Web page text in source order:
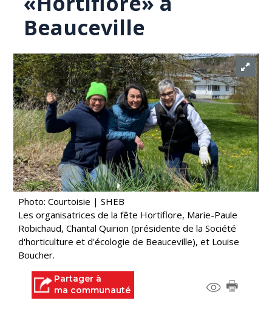
Beauceville
Photo: Courtoisie | SHEB
Les organisatrices de la fête Hortiflore, Marie-Paule
Robichaud, Chantal Quirion (présidente de la Société
d'horticulture et d'écologie de Beauceville), et Louise
Boucher.
Partager à
ma communauté